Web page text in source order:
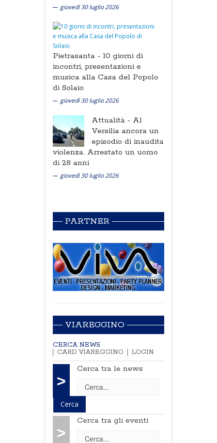
giovedì 30 luglio 2026
Pietrasanta - 10 giorni di
incontri, presentazioni e
musica alla Casa del Popolo
di Solaio
giovedì 30 luglio 2026
Attualità - Al
Versilia ancora un
episodio di inaudita
violenza. Arrestato un uomo
di 28 anni
giovedì 30 luglio 2026
PARTNER
VIAREGGINO
CERCA NEWS
CARD VIAREGGINO
LOGIN
>
Cerca tra le news
>
Cerca tra gli eventi